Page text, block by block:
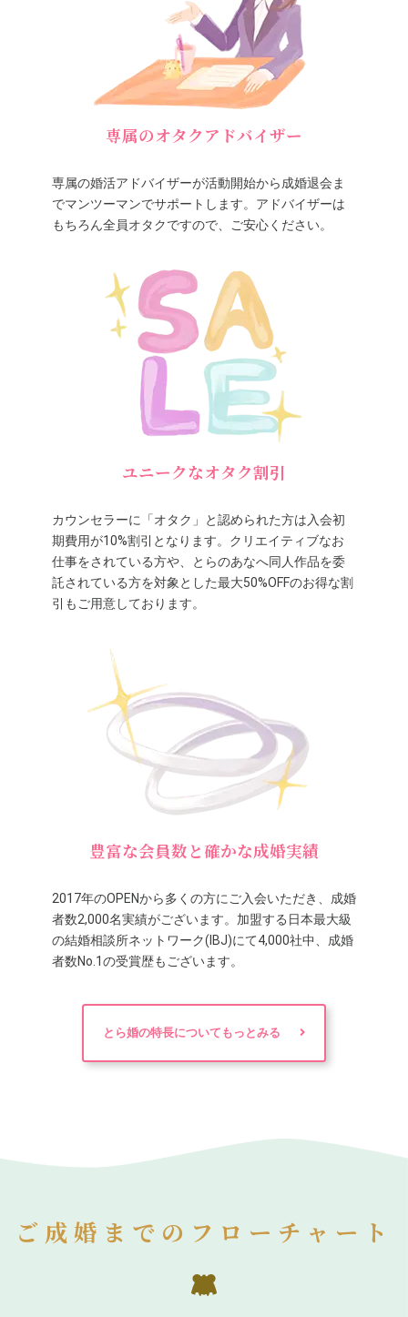
専属のオタクアドバイザー
専属の婚活アドバイザーが活動開始から成婚退会ま
でマンツーマンでサポートします。アドバイザーは
もちろん全員オタクですので、ご安心ください。
ユニークなオタク割引
カウンセラーに「オタク」と認められた方は入会初
期費用が10%割引となります。クリエイティブなお
仕事をされている方や、とらのあなへ同人作品を委
託されている方を対象とした最大50%OFFのお得な割
引もご用意しております。
豊富な会員数と確かな成婚実績
2017年のOPENから多くの方にご入会いただき、成婚
者数2,000名実績がございます。加盟する日本最大級
の結婚相談所ネットワーク(IBJ)にて4,000社中、成婚
者数No.1の受賞歴もございます。
とら婚の特長についてもっとみる
ご成婚までのフローチャート